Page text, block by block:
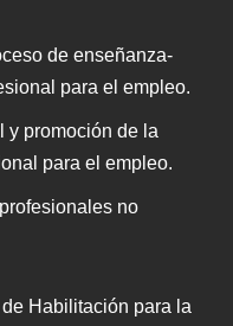
de enseñanza-
para el empleo.
y promoción de la
para el empleo.
no
Habilitación para la